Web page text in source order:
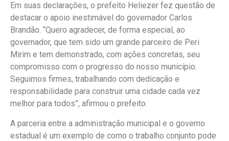
Em suas declarações, o prefeito Heliezer fez questão de
destacar o apoio inestimável do governador Carlos
Brandão. “Quero agradecer, de forma especial, ao
governador, que tem sido um grande parceiro de Peri
Mirim e tem demonstrado, com ações concretas, seu
compromisso com o progresso do nosso município.
Seguimos firmes, trabalhando com dedicação e
responsabilidade para construir uma cidade cada vez
melhor para todos”, afirmou o prefeito.
A parceria entre a administração municipal e o governo
estadual é um exemplo de como o trabalho conjunto pode